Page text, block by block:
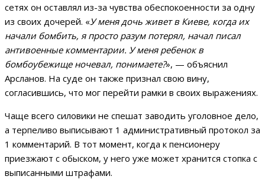
сетях он оставлял из-за чувства обеспокоенности за одну
из своих дочерей. «У меня дочь живет в Киеве, когда их
начали бомбить, я просто разум потерял, начал писал
антивоенные комментарии. У меня ребенок в
бомбоубежище ночевал, понимаете?», — объяснил
Арсланов. На суде он также признал свою вину,
согласившись, что мог перейти рамки в своих выражениях.
Чаще всего силовики не спешат заводить уголовное дело,
а терпеливо выписывают 1 административный протокол за
1 комментарий. В тот момент, когда к пенсионеру
приезжают с обыском, у него уже может хранится стопка с
выписанными штрафами.